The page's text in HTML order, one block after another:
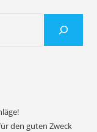
den guten Zweck